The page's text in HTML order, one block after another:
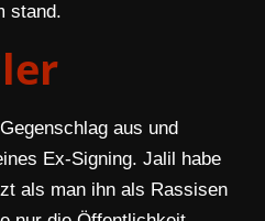
stand.
aus und
Ex-Signing. Jalil habe
als man ihn als Rassisen